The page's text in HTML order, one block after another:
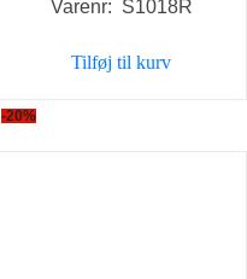
pris
149,00 kr..
Varenr: S1018R
Tilføj til kurv
-20%